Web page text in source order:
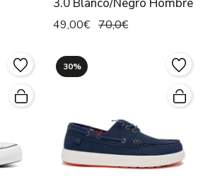
49,00€ 70,0€
30%